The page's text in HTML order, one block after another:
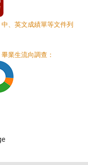
中、英文成績單等文件列
畢業生流向調查：